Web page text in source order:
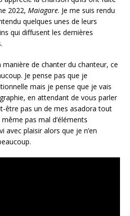
2022, Maiagare. Je me suis rendu
quelques unes de leurs
qui diffusent les dernières
manière de chanter du chanteur, ce
Je pense pas que je
mais je pense que je vais
en attendant de vous parler
être pas un de mes asadora tout
pas mal d’éléments
avec plaisir alors que je n’en